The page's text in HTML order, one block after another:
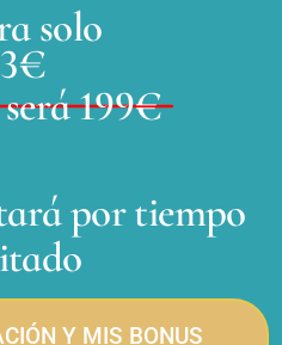
solo
199€
por tiempo
Y MIS BONUS